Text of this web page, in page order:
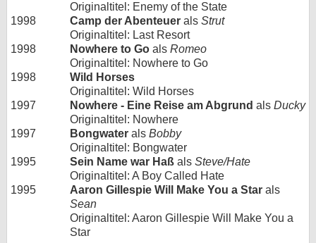
Originaltitel: Enemy of the State
1998
Camp der Abenteuer als Strut
Originaltitel: Last Resort
1998
Nowhere to Go als Romeo
Originaltitel: Nowhere to Go
1998
Wild Horses
Originaltitel: Wild Horses
1997
Nowhere - Eine Reise am Abgrund als Ducky
Originaltitel: Nowhere
1997
Bongwater als Bobby
Originaltitel: Bongwater
1995
Sein Name war Haß als Steve/Hate
Originaltitel: A Boy Called Hate
1995
Aaron Gillespie Will Make You a Star als
Sean
Originaltitel: Aaron Gillespie Will Make You a
Star